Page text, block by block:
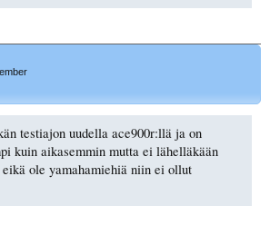
testiajon uudella ace900r:llä ja on
kuin aikasemmin mutta ei lähelläkään
eikä ole yamahamiehiä niin ei ollut